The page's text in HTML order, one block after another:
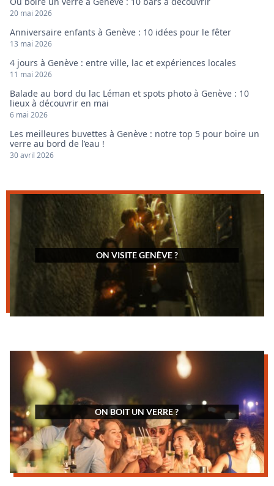
20 mai 2026
Anniversaire enfants à Genève : 10 idées pour le fêter
13 mai 2026
4 jours à Genève : entre ville, lac et expériences locales
11 mai 2026
Balade au bord du lac Léman et spots photo à Genève : 10
lieux à découvrir en mai
6 mai 2026
Les meilleures buvettes à Genève : notre top 5 pour boire un
verre au bord de l’eau !
30 avril 2026
ON VISITE GENÈVE ?
ON BOIT UN VERRE ?